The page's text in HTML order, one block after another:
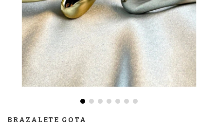
BRAZALETE GOTA